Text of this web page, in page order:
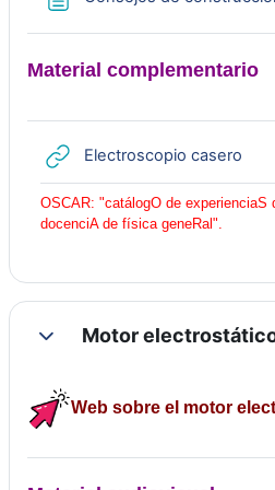
o
Material complementario
Electroscopio casero
OSCAR: "catálogO de experienciaS
docenciA de física geneRal".
ColapsarMotor
Web sobre el motor